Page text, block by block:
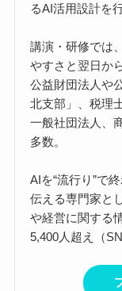
るAI活用設計を
講演・研修では
やすさと翌日か
公益財団法人や
北支部」、税理
一般社団法人、
多数。
AIを“流行り”で
伝える専門家と
や経営に関する
5,400人超え（